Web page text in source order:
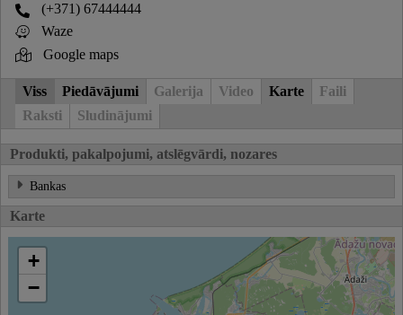
(+371) 67444444
Waze
Google maps
Viss Piedāvājumi Galerija Video Karte
Faili
Raksti
Sludinājumi
Produkti, pakalpojumi, atslēgvārdi, nozares
Bankas
Karte
+
−